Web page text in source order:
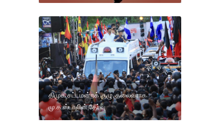
திமுக சட்டமன்றக் குழு தலைவராக
மு.க.ஸ்டாலின் தேர்வு